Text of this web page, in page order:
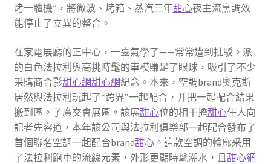
烤一體機”，將微波、烤箱、蒸汽三年甜心夜主流烹調效
能停止了立異的整合。
在家電展廳的正中心，一臺氣學了——常常遭到批駁。派
的白色法拉利與高挑時髦的車模賺足了眼球，吸引了不少
采購商合影甜心網甜心網紀念。本來，空調brand奧克斯
居然與法拉利玩起了“跨界”一起配合，并把一起配合結果
搬到區。了廣交會展區。該展甜心位的相干擔甜心任人向
記者先容道，本年該公司與法拉利俱樂部一起配合發布了
首個聯名空調一起配合brand甜心。這款空調的輪廓采用
了法拉利跑車的流線元素，外形更顯時髦潮水，且 甜心網